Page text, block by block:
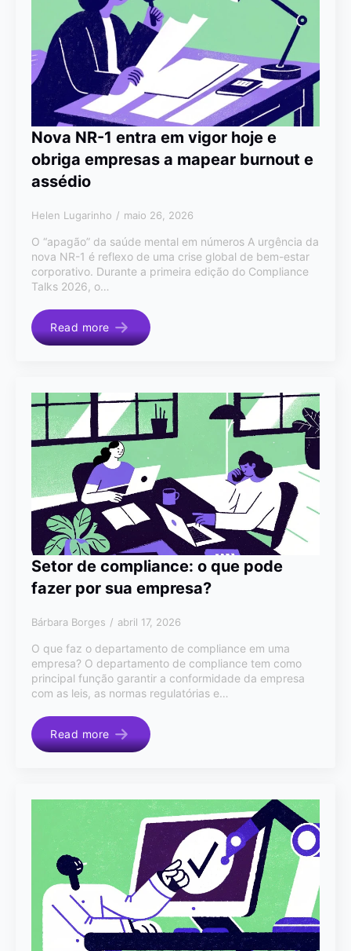
Nova NR-1 entra em vigor hoje e
obriga empresas a mapear burnout e
assédio
Helen Lugarinho maio 26, 2026
O “apagão” da saúde mental em números A urgência da
nova NR-1 é reflexo de uma crise global de bem-estar
corporativo. Durante a primeira edição do Compliance
Talks 2026, o…
Read more
Setor de compliance: o que pode
fazer por sua empresa?
Bárbara Borges abril 17, 2026
O que faz o departamento de compliance em uma
empresa? O departamento de compliance tem como
principal função garantir a conformidade da empresa
com as leis, as normas regulatórias e…
Read more